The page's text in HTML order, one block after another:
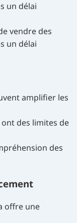
un délai
vendre des
un délai
amplifier les
des limites de
des
offre une